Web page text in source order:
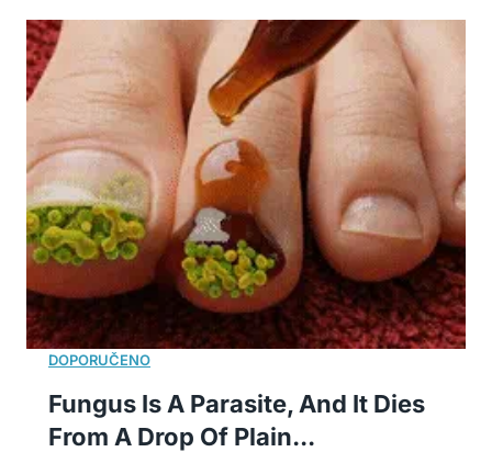
Fungus Is A Parasite, And It Dies
From A Drop Of Plain...